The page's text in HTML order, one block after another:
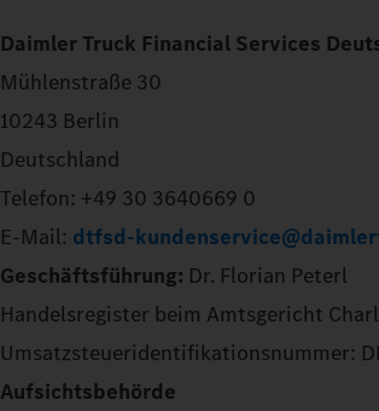
Daimler Truck Financial Services
Mühlenstraße 30
10243 Berlin
Deutschland
Telefon: +49 30 3640669 0
E-Mail: dtfsd-
Geschäftsführung: Dr. Florian Peterl
Handelsregister beim Amtsgericht
Umsatzsteueridentifikationsnummer:
Aufsichtsbehörde